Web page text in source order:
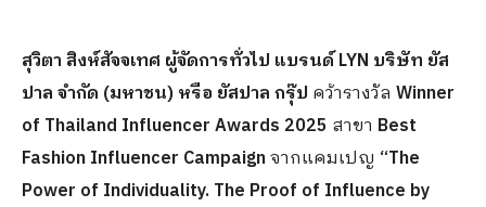
สุวิตา สิงห์สัจจเทศ ผู้จัดการทั่วไป แบรนด์LYN บริษัท ยัส
ปาล จำกัด (มหาชน) หรือ ยัสปาล กรุ๊ป คว้ารางวัล Winner
of Thailand Influencer Awards 2025 สาขา Best
Fashion Influencer Campaignจากแคมเปญ “The
Power of Individuality. The Proof of Influence by